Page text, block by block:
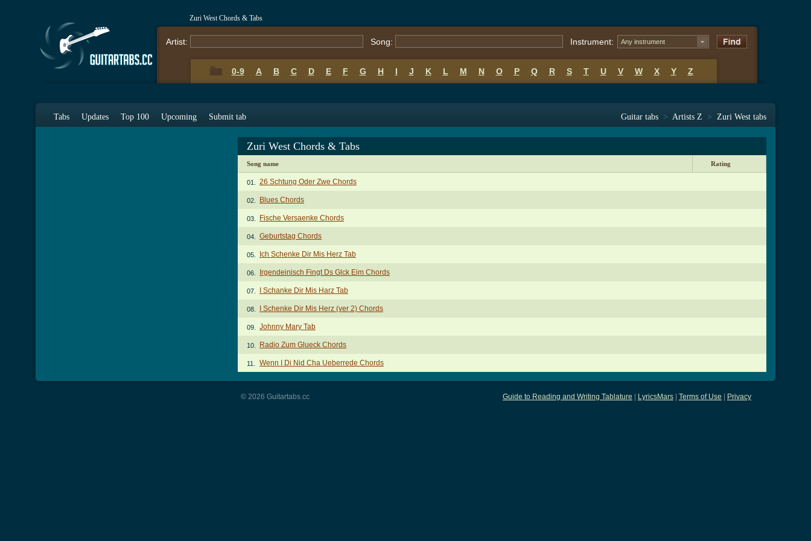
Zuri West Chords & Tabs
Artist: Song: Instrument: Any instrument
0-9 A B C D E F G H I J K L M N O P Q R S T U V W X Y Z
Tabs Updates Top 100 Upcoming Submit tab Guitar tabs > Artists Z > Zuri West tabs
Zuri West Chords & Tabs
Song name Rating
01. 26 Schtung Oder Zwe Chords
02. Blues Chords
03. Fische Versaenke Chords
04. Geburtstag Chords
05. Ich Schenke Dir Mis Herz Tab
06. Irgendeinisch Fingt Ds Glck Eim Chords
07. I Schanke Dir Mis Harz Tab
08. I Schenke Dir Mis Herz (ver 2) Chords
09. Johnny Mary Tab
10. Radio Zum Glueck Chords
11. Wenn I Di Nid Cha Ueberrede Chords
Guide to Reading and Writing Tablature LyricsMars Terms of Use Privacy
© 2026 Guitartabs.cc